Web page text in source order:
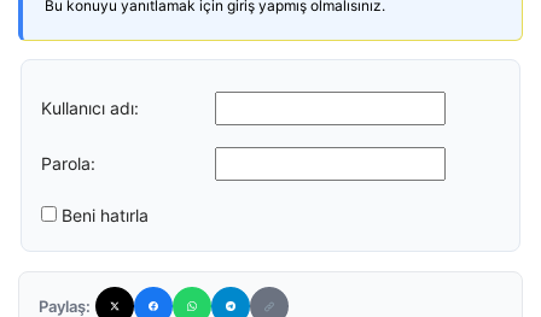
Bu konuyu yanıtlamak için giriş yapmış olmalısınız.
Kullanıcı adı:
Parola:
Beni hatırla
Paylaş: